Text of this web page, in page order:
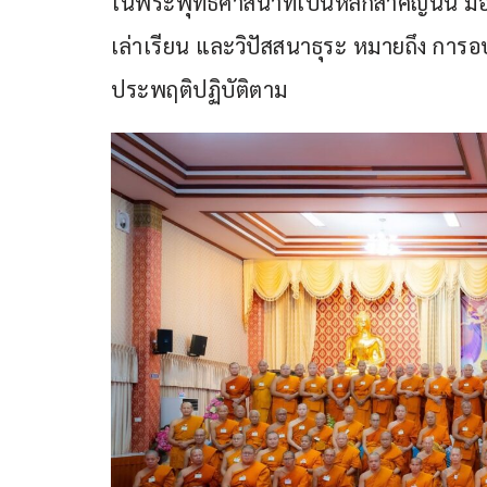
เล่าเรียน และวิปัสสนาธุระ หมายถึง กา
ประพฤติปฏิบัติตาม